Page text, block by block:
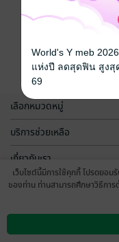
เลือกหมวดหมู่
บริการช่วยเหลือ
เกี่ยวกับเรา
กลุ่มธุรกิจในเครือ
ดาวน์โหลดแ
เว็บไซต์นี้มีการใช้คุกกี้ โปรดยอ
ของท่าน ท่านสามารถศึกษาวิธีกา
World's Y meb
แห่งปี ลดสุดฟิน สูงสุ
69